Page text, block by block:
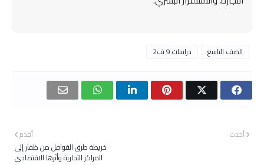
الصف التاسع دراسات 9 ف2
أحدث أقدم
خريطة طرق القوافل من ظفار إلى
المراكز التجارية وأثرها الاقتصادي